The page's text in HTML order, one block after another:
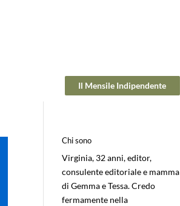
Il Mensile Indipendente
Chi sono
Virginia, 32 anni, editor,
consulente editoriale e mamma
di Gemma e Tessa. Credo
fermamente nella